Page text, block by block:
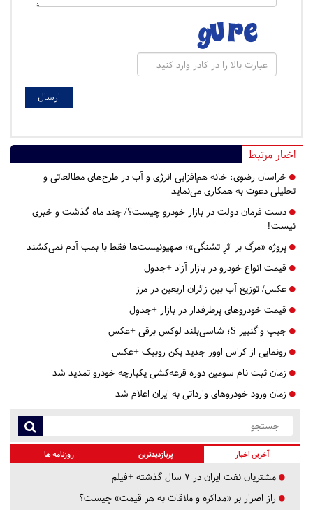
اخبار مرتبط
خراسان رضوی: خانه هم‌افزایی انرژی و آب در طرح‌های مطالعاتی و
تحلیلی دعوت به همکاری می‌نماید
دست فرمان دولت در بازار خودرو چیست؟/ چند ماه گذشت و خبری
نیست!
پروژه «مرگ بر اثرِ تشنگی»؛ صهیونیست‌ها فقط با بمب آدم نمی‌کشند
قیمت انواع خودرو در بازار آزاد +جدول
عکس/ توزیع آب بین زائران اربعین در مرز
قیمت خودروهای پرطرفدار در بازار +جدول
جیپ واگنییر S؛ شاسی‌بلند لوکس برقی +عکس
رونمایی از کراس اوور جدید پکن روبیک +عکس
زمان ثبت نام سومین دوره قرعه‌کشی یکپارچه خودرو تمدید شد
زمان ورود خودروهای وارداتی به ایران اعلام شد
آخرین اخبار پربازدیدترین روزنامه ها
مشتریان نفت ایران در ۷ سال گذشته +فیلم
راز اصرار بر «مذاکره و ملاقات به هر قیمت» چیست؟